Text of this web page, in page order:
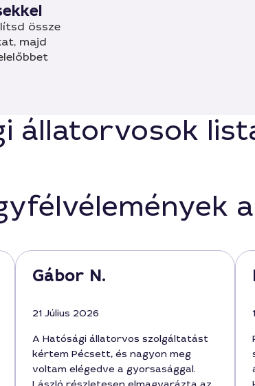
össze
majd
állatorvosok
Gábor N.
21 Július 2026
A Hatósági állatorvos szolgáltatást
kértem Pécsett, és nagyon meg
voltam elégedve a gyorsasággal.